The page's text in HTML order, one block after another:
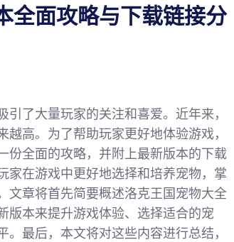
全面攻略与下载链接分
了大量玩家的关注和喜爱。近年来，
高。为了帮助玩家更好地体验游戏，
份全面的攻略，并附上最新版本的下载
家在游戏中更好地选择和培养宠物，掌
文章将首先简要概述洛克王国宠物大全
版本来提升游戏体验、选择适合的宠
最后，本文将对这些内容进行总结，